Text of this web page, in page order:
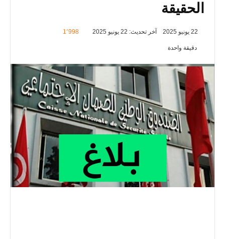
الحقيقة
22 يونيو 2025 آخر تحديث: 22 يونيو 2025 1٬998
دقيقة واحدة